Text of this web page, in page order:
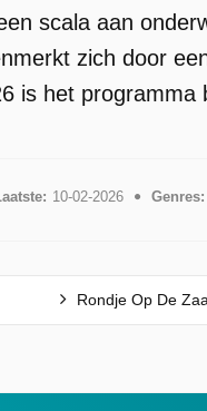
scala aan
zich door
is het
10-02-2026 Genres:
Rondje Op De